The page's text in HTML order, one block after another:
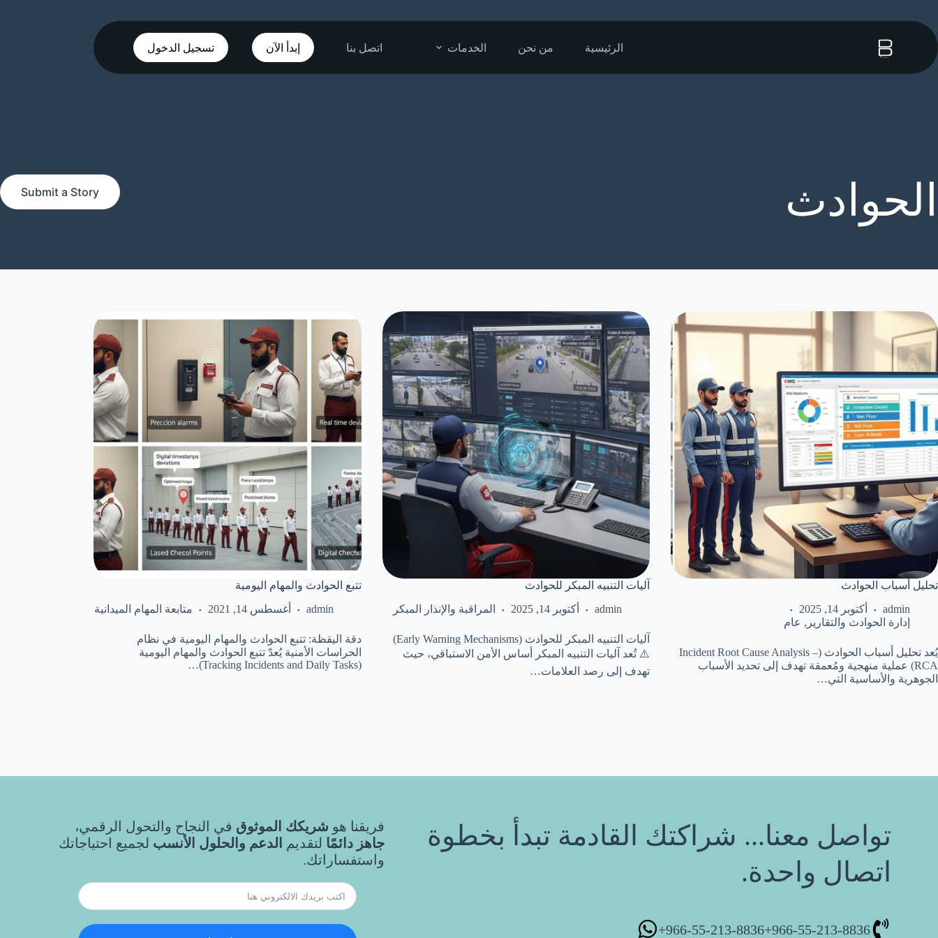
الرئيسية من نحن الخدمات اتصل بنا إبدأ الآن تسجيل الدخول
الحوادث Submit a Story
تحليل أسباب الحوادث
admin
أكتوبر 14, 2025
إدارة الحوادث والتقارير , عام
يُعد تحليل أسباب الحوادث (Incident Root Cause Analysis –
RCA) عملية منهجية ومُعمقة تهدف إلى تحديد الأسباب
الجوهرية والأساسية التي…
آليات التنبيه المبكر للحوادث
admin
أكتوبر 14, 2025 المراقبة والإنذار المبكر
آليات التنبيه المبكر للحوادث (Early Warning Mechanisms)
⚠️ تُعد آليات التنبيه المبكر أساس الأمن الاستباقي، حيث
تهدف إلى رصد العلامات…
تتبع الحوادث والمهام اليومية
admin
أغسطس 14, 2021 متابعة المهام الميدانية
دقة اليقظة: تتبع الحوادث والمهام اليومية في نظام
الحراسات الأمنية يُعدّ تتبع الحوادث والمهام اليومية
(Tracking Incidents and Daily Tasks)…
تواصل معنا... شراكتك القادمة تبدأ بخطوة
اتصال واحدة.
966-55-213-8836+
966-55-213-8836+
فريقنا هو شريكك الموثوق في النجاح والتحول الرقمي،
جاهز دائمًا لتقديم الدعم والحلول الأنسب لجميع احتياجاتك
واستفساراتك.